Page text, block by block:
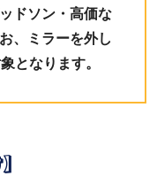
ドソン・高価な
、ミラーを外し
となります。